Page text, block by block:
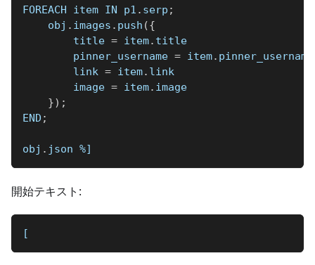
FOREACH item IN p1 . serp ;
    obj
. images . push ({
        title
= item. title
        pinner_username
= item. pinner_username
        link
= item. link
        image
= item. image
}) ;
END ;
obj . json %]
開始テキスト:
[